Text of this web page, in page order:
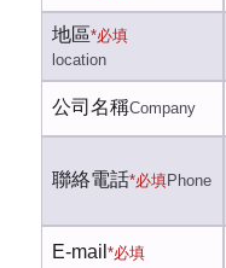
地區*必填
location
公司名稱Company
聯絡電話*必填Phone
E-mail *必填